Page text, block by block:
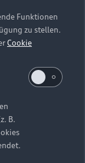
der
auf dieser
Funktionen
zu stellen.
Cookie
B.